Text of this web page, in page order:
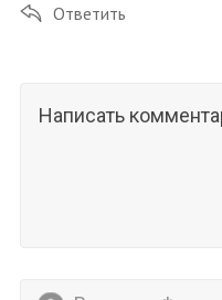
Ответить